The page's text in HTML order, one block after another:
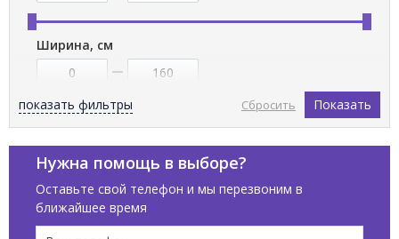
Ширина, см
BETTE
CIELO
DURAVIT
Показать
Сбросить
показать фильтры
Нужна помощь в выборе?
Оставьте свой телефон и мы перезвоним в
ближайшее время